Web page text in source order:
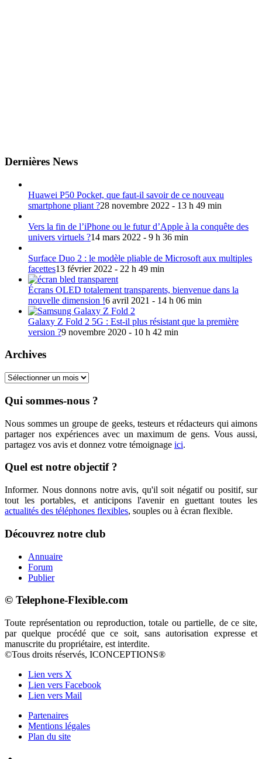
Dernières News
Huawei P50 Pocket, que faut-il savoir de ce nouveau
smartphone pliant ?28 novembre 2022 - 13 h 49 min
Vers la fin de l’iPhone ou le futur d’Apple à la conquête des
univers virtuels ?14 mars 2022 - 9 h 36 min
Surface Duo 2 : le modèle pliable de Microsoft aux multiples
facettes13 février 2022 - 22 h 49 min
Écrans OLED totalement transparents, bienvenue dans la
nouvelle dimension !6 avril 2021 - 14 h 06 min
Galaxy Z Fold 2 5G : Est-il plus résistant que la première
version ?9 novembre 2020 - 10 h 42 min
Archives
Archives
Qui sommes-nous ?
Nous sommes un groupe de geeks, testeurs et rédacteurs qui aimons
partager nos expériences avec un maximum de gens. Vous aussi,
partagez vos avis et donnez votre témoignage ici.
Quel est notre objectif ?
Informer. Nous donnons notre avis, qu'il soit négatif ou positif, sur
tout les portables, et anticipons l'avenir en guettant toutes les
actualités des téléphones flexibles, souples ou à écran flexible.
Découvrez notre club
Annuaire
Forum
Publier
© Telephone-Flexible.com
Toute représentation ou reproduction, totale ou partielle, de ce site,
par quelque procédé que ce soit, sans autorisation expresse et
manuscrite du propriétaire, est interdite.
©Tous droits réservés, ICONCEPTIONS®
Lien vers X
Lien vers Facebook
Lien vers Mail
Partenaires
Mentions légales
Plan du site